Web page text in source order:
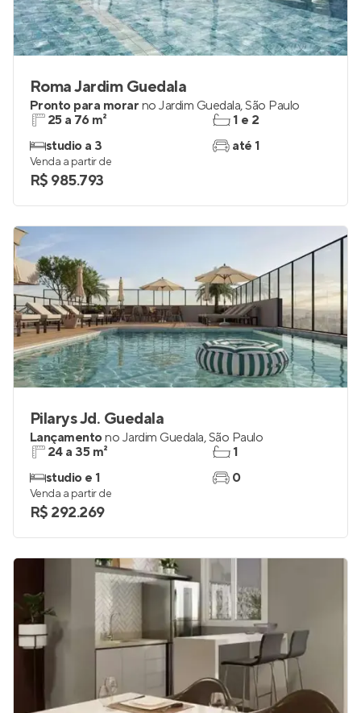
Roma Jardim Guedala
Pronto para morar no Jardim Guedala,São Paulo
25 a 76 m²
studio a 3
1 e 2
até 1
Venda a partir de
R$ 985.793
Pilarys Jd. Guedala
Lançamentono Jardim Guedala,São Paulo
24 a 35 m²
studio e 1
1
0
Venda a partir de
R$ 292.269